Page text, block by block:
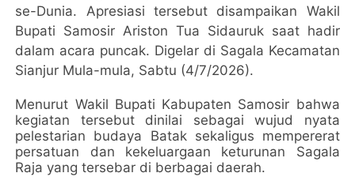
se-Dunia. Apresiasi tersebut disampaikan Wakil
Bupati Samosir Ariston Tua Sidauruk saat hadir
dalam acara puncak. Digelar di Sagala Kecamatan
Sianjur Mula-mula, Sabtu (4/7/2026).
Menurut Wakil Bupati Kabupaten Samosir bahwa
kegiatan tersebut dinilai sebagai wujud nyata
pelestarian budaya Batak sekaligus mempererat
persatuan dan kekeluargaan keturunan Sagala
Raja yang tersebar di berbagai daerah.